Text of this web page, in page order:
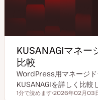
KUSANAGIマネ
比較
WordPress用マネージ
KUSANAGIを詳しく比較
読むのにかかる時間
1分で読めます 2026年02月03